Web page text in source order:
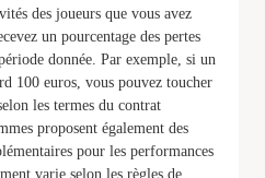
des joueurs que vous avez
un pourcentage des pertes
donnée. Par exemple, si un
100 euros, vous pouvez toucher
les termes du contrat
proposent également des
pour les performances
varie selon les règles de